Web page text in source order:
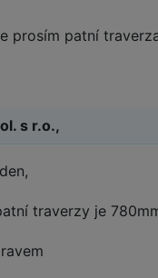
prosím patní
s r.o.,
traverzy je